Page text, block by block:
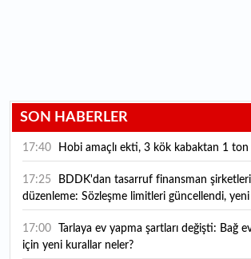
SON HABERLER
17:40 Hobi amaçlı ekti, 3 kök kabaktan 1
17:25
düzenleme: Sözleşme limitleri güncellendi,
yürürlüğe girdi
17:00
için yeni kurallar neler?